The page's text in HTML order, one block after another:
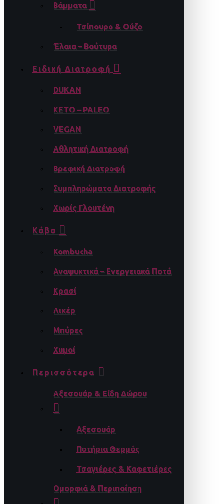
Βάμματα
Τσίπουρο & Ούζο
Έλαια – Βούτυρα
Ειδική Διατροφή
DUKAN
KETO – PALEO
VEGAN
Αθλητική Διατροφή
Βρεφική Διατροφή
Συμπληρώματα Διατροφής
Χωρίς Γλουτένη
Κάβα
Kombucha
Αναψυκτικά – Ενεργειακά Ποτά
Κρασί
Λικέρ
Μπύρες
Χυμοί
Περισσότερα
Αξεσουάρ & Είδη Δώρου
Αξεσουάρ
Ποτήρια Θερμός
Τσαγιέρες & Καφετιέρες
Ομορφιά & Περιποίηση